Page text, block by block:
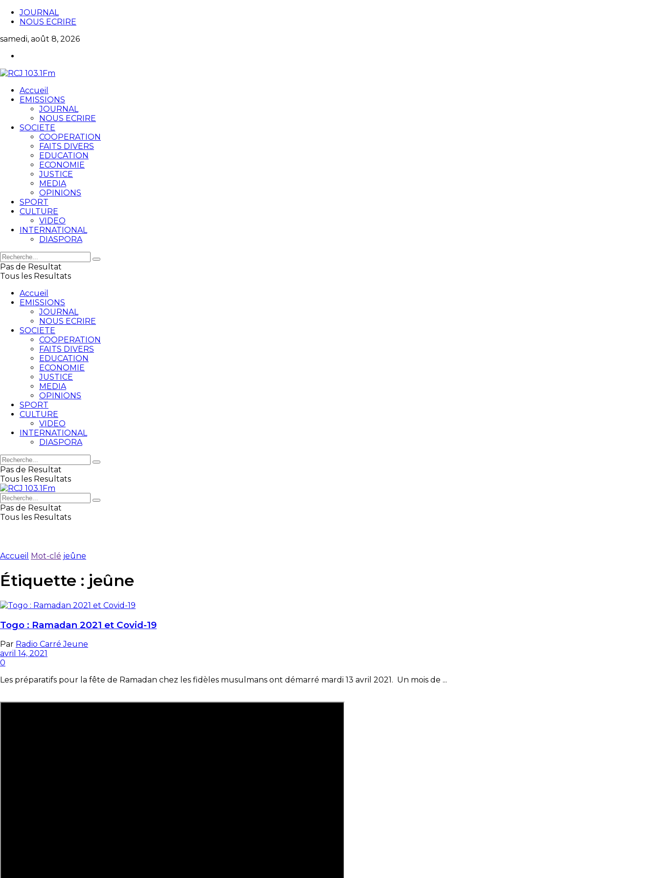
JOURNAL
NOUS ECRIRE
samedi, août 8, 2026
Accueil
EMISSIONS
JOURNAL
NOUS ECRIRE
SOCIETE
COOPERATION
FAITS DIVERS
EDUCATION
ECONOMIE
JUSTICE
MEDIA
OPINIONS
SPORT
CULTURE
VIDEO
INTERNATIONAL
DIASPORA
Pas de Resultat
Tous les Resultats
Accueil
EMISSIONS
JOURNAL
NOUS ECRIRE
SOCIETE
COOPERATION
FAITS DIVERS
EDUCATION
ECONOMIE
JUSTICE
MEDIA
OPINIONS
SPORT
CULTURE
VIDEO
INTERNATIONAL
DIASPORA
Pas de Resultat
Tous les Resultats
Pas de Resultat
Tous les Resultats
Accueil Mot-clé jeûne
Étiquette : jeûne
Togo : Ramadan 2021 et Covid-19
Par Radio Carré Jeune
avril 14, 2021
0
Les préparatifs pour la fête de Ramadan chez les fidèles musulmans ont démarré mardi 13 avril 2021. Un mois de ...